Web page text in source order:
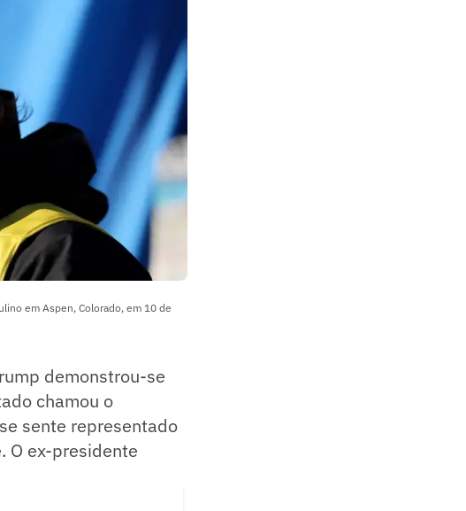
em Aspen, Colorado, em 10 de
demonstrou-se
chamou o
sente representado
O ex-presidente